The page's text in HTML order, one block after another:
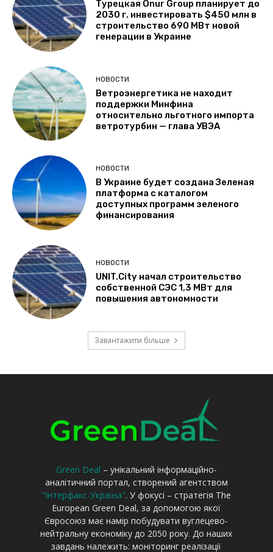
Green Deal – унікальний інформаційно-
аналітичний портал, створений агентством
"Інтерфакс-Україна". У фокусі – стратегія The
European Green Deal, за допомогою якої
Євросоюз має намір побудувати вуглецево-
нейтральну економіку до 2050 року. До наших
завдань належить: моніторинг реалізації